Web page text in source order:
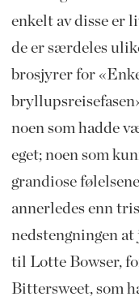
enkelt av disse er
de er særdeles
brosjyrer for
noen som hadde
eget; noen som
grandiose
annerledes enn
nedstengningen at
til Lotte Bowser,
Bittersweet, som